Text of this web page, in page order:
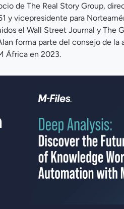
de The Real Story Group,
y vicepresidente para
el Wall Street Journal y The
forma parte del consejo de la
África en 2023.